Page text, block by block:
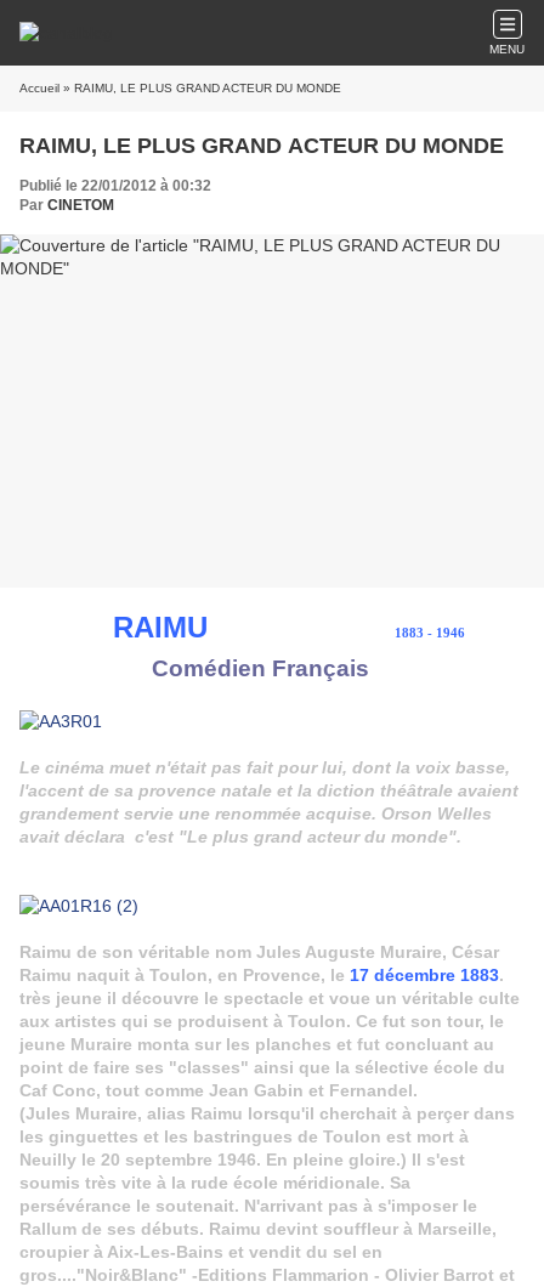
MENU
Accueil » RAIMU, LE PLUS GRAND ACTEUR DU MONDE
RAIMU, LE PLUS GRAND ACTEUR DU MONDE
Publié le 22/01/2012 à 00:32
Par CINETOM
RAIMU 1883 - 1946
Comédien Français
Le cinéma muet n'était pas fait pour lui, dont la voix basse,
l'accent de sa provence natale et la diction théâtrale avaient
grandement servie une renommée acquise. Orson Welles
avait déclara c'est "Le plus grand acteur du monde".
Raimu de son véritable nom Jules Auguste Muraire, César
Raimu naquit à Toulon, en Provence, le 17 décembre 1883.
très jeune il découvre le spectacle et voue un véritable culte
aux artistes qui se produisent à Toulon. Ce fut son tour, le
jeune Muraire monta sur les planches et fut concluant au
point de faire ses "classes" ainsi que la sélective école du
Caf Conc, tout comme Jean Gabin et Fernandel.
(Jules Muraire, alias Raimu lorsqu'il cherchait à perçer dans
les ginguettes et les bastringues de Toulon est mort à
Neuilly le 20 septembre 1946. En pleine gloire.) Il s'est
soumis très vite à la rude école méridionale. Sa
persévérance le soutenait. N'arrivant pas à s'imposer le
Rallum de ses débuts. Raimu devint souffleur à Marseille,
croupier à Aix-Les-Bains et vendit du sel en
gros...."Noir&Blanc" -Editions Flammarion - Olivier Barrot et